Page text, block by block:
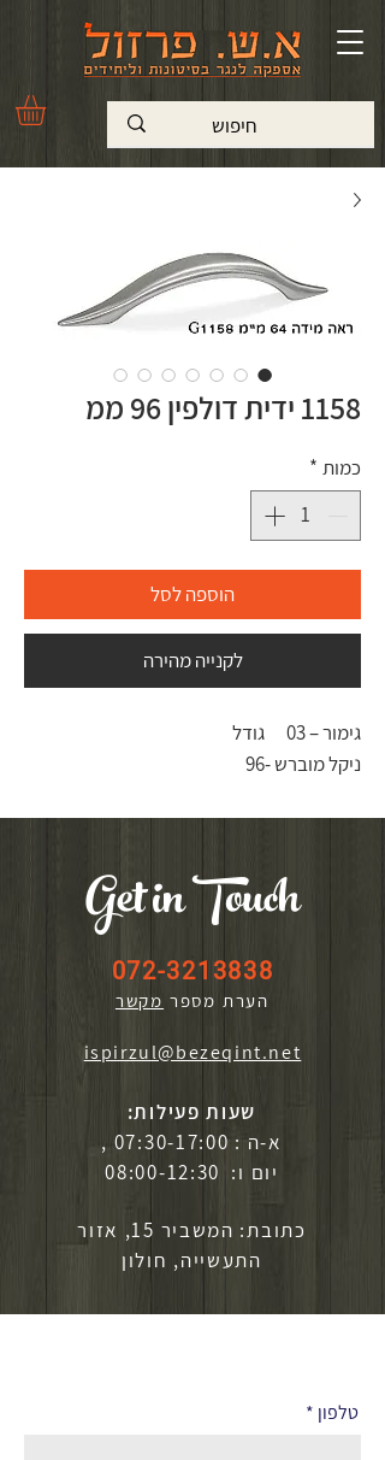
1158 ידית דולפין 96 ממ
כמות *
הוספה לסל
לקנייה מהירה
גימור – 03
גודל
ניקל מוברש -96
Get in Touch
072-3213838
הערת מספר מקשר
ispirzul@bezeqint.net
שעות פעילות:
א-ה : 07:30-17:00 ,
יום ו: 08:00-12:30
כתובת: המשביר 15, אזור
התעשייה, חולון
טלפון